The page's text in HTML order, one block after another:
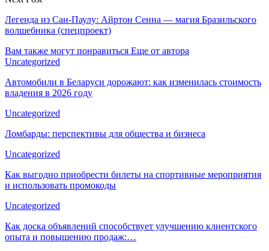
Легенда из Сан-Паулу: Айртон Сенна — магия Бразильского
волшебника (спецпроект)
Вам также могут понравиться Еще от автора
Uncategorized
Автомобили в Беларуси дорожают: как изменилась стоимость
владения в 2026 году
Uncategorized
Ломбарды: перспективы для общества и бизнеса
Uncategorized
Как выгодно приобрести билеты на спортивные мероприятия
и использовать промокоды
Uncategorized
Как доска объявлений способствует улучшению клиентского
опыта и повышению продаж:…